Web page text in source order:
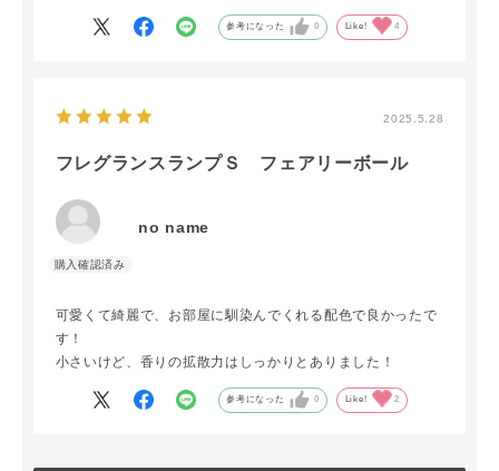
参考になった 0 Like! 4
2025.5.28
フレグランスランプＳ フェアリーボール
no name
可愛くて綺麗で、お部屋に馴染んでくれる配色で良かったで
す！
小さいけど、香りの拡散力はしっかりとありました！
参考になった 0 Like! 2